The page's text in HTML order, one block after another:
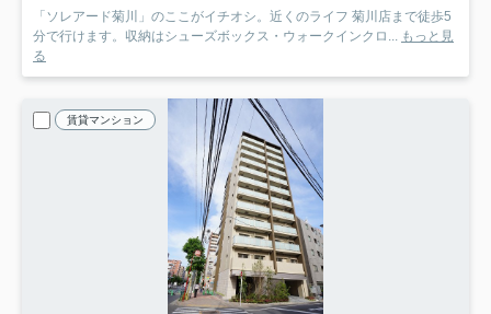
「ソレアード菊川」のここがイチオシ。近くのライフ 菊川店まで徒歩5
分で行けます。収納はシューズボックス・ウォークインクロ...
もっと見
る
賃貸マンション